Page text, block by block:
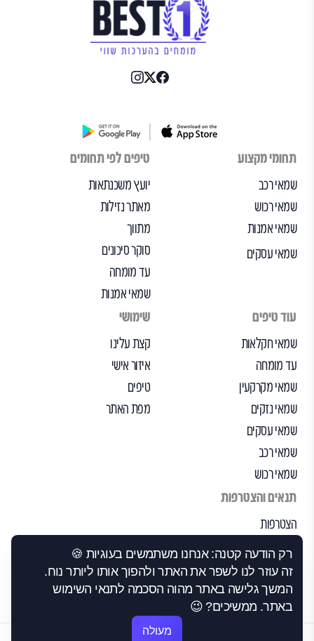
רק הודעה קטנה: אנחנו משתמשים בעוגיות 🍪
זה עוזר לנו לשפר את האתר ולהפוך אותו ליותר נוח.
המשך גלישה באתר מהוה הסכמה לתנאי השימוש
באתר. ממשיכים? 😉
מעולה
תחומי מקצוע
שמאי רכב
שמאי רכוש
שמאי אמנות
שמאי עסקים
טיפים לפי תחומים
יועץ משכנתאות
מאתר נזילות
מתווך
סוקר סיכונים
עד מומחה
שמאי אמנות
עוד טיפים
שמאי חקלאות
עד מומחה
שמאי מקרקעין
שמאי נזקים
שמאי עסקים
שמאי רכב
שמאי רכוש
שימושי
קצת עלינו
איזור אישי
טיפים
מפת האתר
תנאים והצטרפות
הצטרפות
תנאי שימוש
הצהרת נגישות